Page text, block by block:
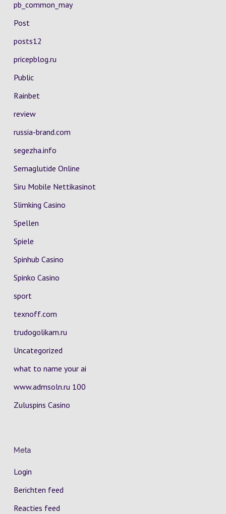
pb_common_may
Post
posts12
pricepblog.ru
Public
Rainbet
review
russia-brand.com
segezha.info
Semaglutide Online
Siru Mobile Nettikasinot
Slimking Casino
Spellen
Spiele
Spinhub Casino
Spinko Casino
sport
texnoff.com
trudogolikam.ru
Uncategorized
what to name your ai
www.admsoln.ru 100
Zuluspins Casino
Meta
Login
Berichten feed
Reacties feed